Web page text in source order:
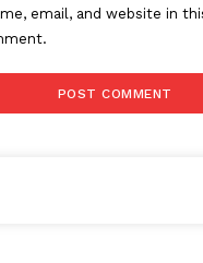
email, and website in